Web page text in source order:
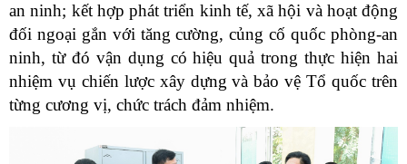
an ninh; kết hợp phát triển kinh tế, xã hội và hoạt động
đối ngoại gắn với tăng cường, củng cố quốc phòng-an
ninh, từ đó vận dụng có hiệu quả trong thực hiện hai
nhiệm vụ chiến lược xây dựng và bảo vệ Tổ quốc trên
từng cương vị, chức trách đảm nhiệm.